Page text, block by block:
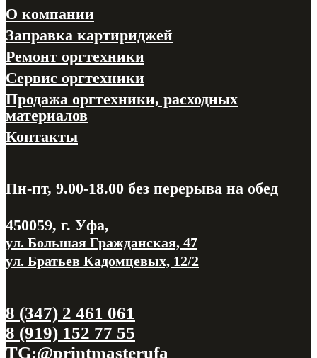
О компании
Заправка картириджей
Ремонт оргтехники
Сервис оргтехники
Продажа оргтехники, расходных
материалов
Контакты
Пн-пт, 9.00-18.00 без перерыва на обед
450059, г. Уфа,
ул. Большая Гражданская, 47
ул. Братьев Кадомцевых, 12/2
8 (347) 2 461 061
8 (919) 152 77 55
TG:@printmasterufa